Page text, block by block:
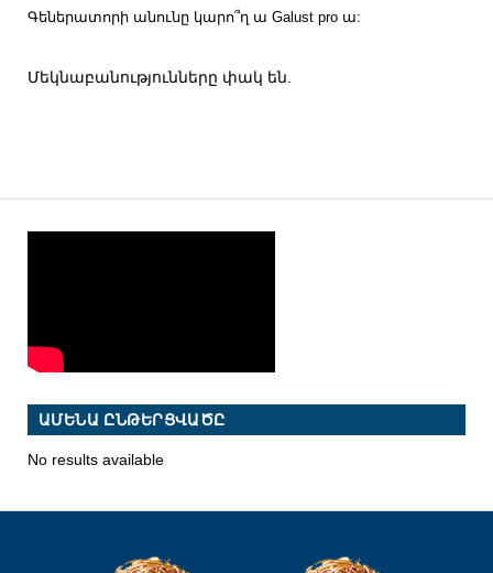
Գեներատորի անունը կարո՞ղ ա Galust pro ա:
Մեկնաբանությունները փակ են.
ԱՄԵՆԱ ԸՆԹԵՐՑՎԱԾԸ
No results available